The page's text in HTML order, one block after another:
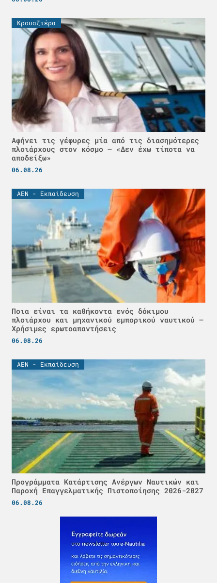
Κρουαζιέρα
Αφήνει τις γέφυρες μία από τις διασημότερες
πλοιάρχους στον κόσμο – «Δεν έχω τίποτα να
αποδείξω»
06.08.26
ΑΕΝ - Εκπαίδευση
Ποια είναι τα καθήκοντα ενός δόκιμου
πλοιάρχου και μηχανικού εμπορικού ναυτικού –
Χρήσιμες ερωτοαπαντήσεις
06.08.26
ΑΕΝ - Εκπαίδευση
Προγράμματα Κατάρτισης Ανέργων Ναυτικών και
Παροχή Επαγγελματικής Πιστοποίησης 2026-2027
06.08.26